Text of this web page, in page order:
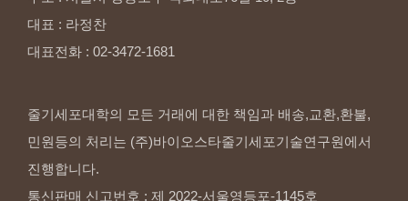
대표 : 라정찬
대표전화 : 02-3472-1681
줄기세포대학의 모든 거래에 대한 책임과 배송,교환,환불,
민원등의 처리는 (주)바이오스타줄기세포기술연구원에서
진행합니다.
통신판매 신고번호 : 제 2022-서울영등포-1145호